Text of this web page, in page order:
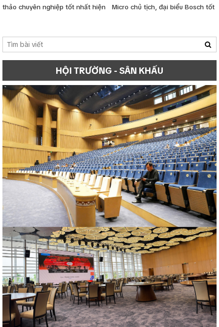
thảo chuyên nghiệp tốt nhất hiện Micro chủ tịch, đại biểu Bosch tốt
HỘI TRƯỜNG - SÂN KHẤU